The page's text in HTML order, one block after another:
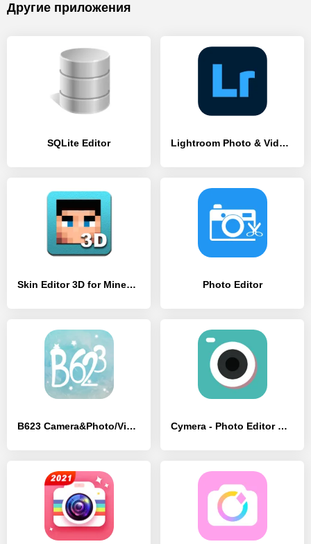
Другие приложения
SQLite Editor Lightroom Photo & Video Editor
Skin Editor 3D for Minecraft Photo Editor
B623 Camera&Photo/Video Editor Cymera - Photo Editor Collage